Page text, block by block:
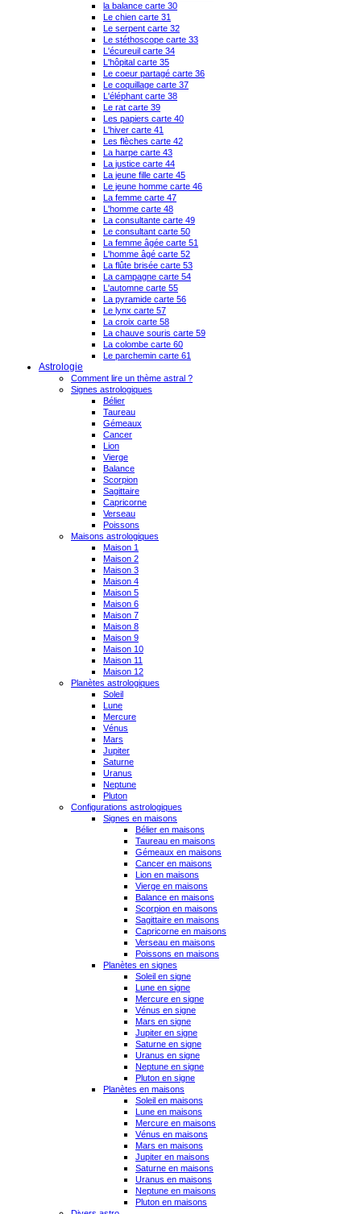
la balance carte 30
Le chien carte 31
Le serpent carte 32
Le stéthoscope carte 33
L'écureuil carte 34
L'hôpital carte 35
Le coeur partagé carte 36
Le coquillage carte 37
L'éléphant carte 38
Le rat carte 39
Les papiers carte 40
L'hiver carte 41
Les flèches carte 42
La harpe carte 43
La justice carte 44
La jeune fille carte 45
Le jeune homme carte 46
La femme carte 47
L'homme carte 48
La consultante carte 49
Le consultant carte 50
La femme âgée carte 51
L'homme âgé carte 52
La flûte brisée carte 53
La campagne carte 54
L'automne carte 55
La pyramide carte 56
Le lynx carte 57
La croix carte 58
La chauve souris carte 59
La colombe carte 60
Le parchemin carte 61
Astrologie
Comment lire un thème astral ?
Signes astrologiques
Bélier
Taureau
Gémeaux
Cancer
Lion
Vierge
Balance
Scorpion
Sagittaire
Capricorne
Verseau
Poissons
Maisons astrologiques
Maison 1
Maison 2
Maison 3
Maison 4
Maison 5
Maison 6
Maison 7
Maison 8
Maison 9
Maison 10
Maison 11
Maison 12
Planètes astrologiques
Soleil
Lune
Mercure
Vénus
Mars
Jupiter
Saturne
Uranus
Neptune
Pluton
Configurations astrologiques
Signes en maisons
Bélier en maisons
Taureau en maisons
Gémeaux en maisons
Cancer en maisons
Lion en maisons
Vierge en maisons
Balance en maisons
Scorpion en maisons
Sagittaire en maisons
Capricorne en maisons
Verseau en maisons
Poissons en maisons
Planètes en signes
Soleil en signe
Lune en signe
Mercure en signe
Vénus en signe
Mars en signe
Jupiter en signe
Saturne en signe
Uranus en signe
Neptune en signe
Pluton en signe
Planètes en maisons
Soleil en maisons
Lune en maisons
Mercure en maisons
Vénus en maisons
Mars en maisons
Jupiter en maisons
Saturne en maisons
Uranus en maisons
Neptune en maisons
Pluton en maisons